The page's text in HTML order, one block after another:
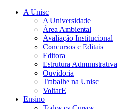
A Unisc
A Universidade
Área Ambiental
Avaliação Institucional
Concursos e Editais
Editora
Estrutura Administrativa
Ouvidoria
Trabalhe na Unisc
VoltarE
Ensino